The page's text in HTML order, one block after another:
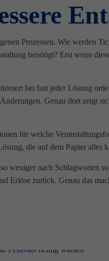
Prozessen. Wie werden
benötigt? Erst wenn
bei fast jeder Lösung
Genau dort zeigt
für welche
die auf dem Papier alles
nach Schlagworten
Erlöse zurück. Genau das